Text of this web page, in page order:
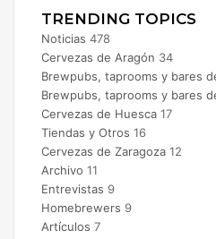
TRENDING TOPICS
Noticias 478
Cervezas de Aragón 34
Brewpubs, taprooms y bares
Brewpubs, taprooms y bares
Cervezas de Huesca 17
Tiendas y Otros 16
Cervezas de Zaragoza 12
Archivo 11
Entrevistas 9
Homebrewers 9
Artículos 7